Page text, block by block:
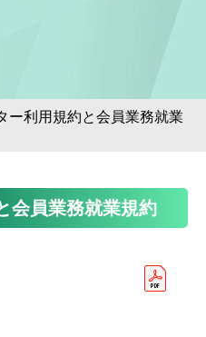
利用規約と会員業務就業
会員業務就業規約